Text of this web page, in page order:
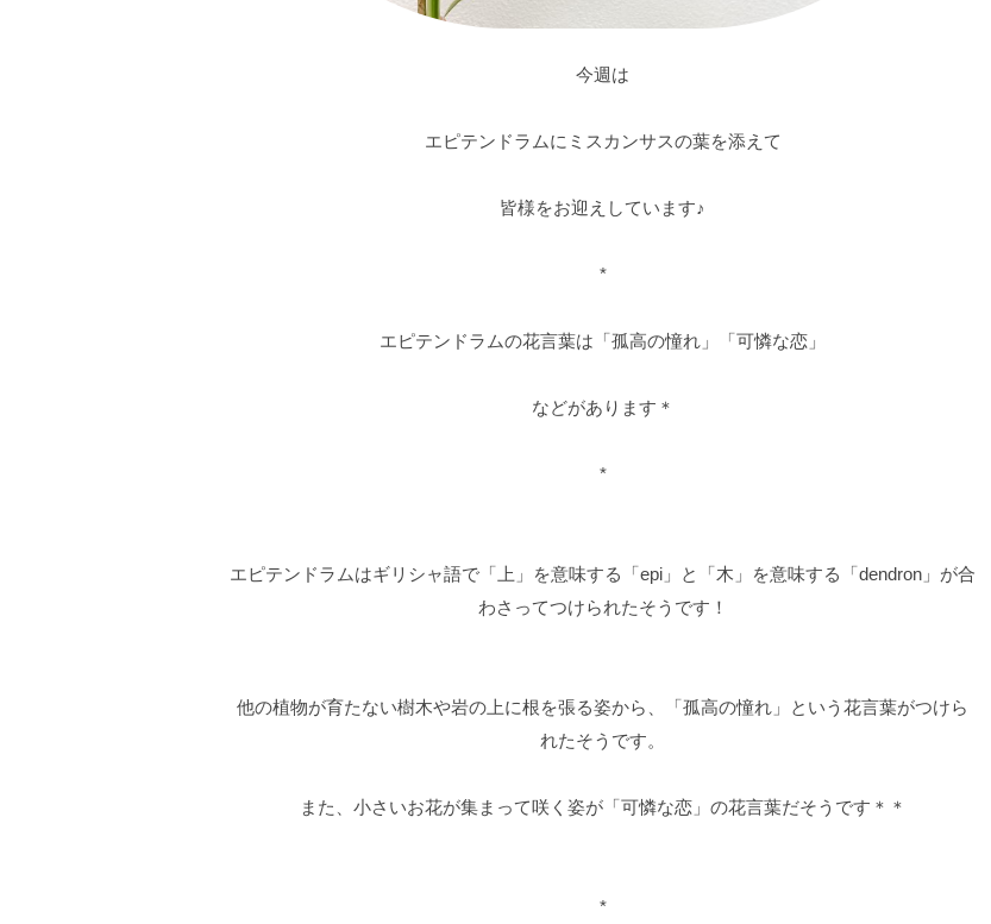
今週は
エピテンドラムにミスカンサスの葉を添えて
皆様をお迎えしています♪
*
エピテンドラムの花言葉は「孤高の憧れ」「可憐な恋」
などがあります＊
*
エピテンドラムはギリシャ語で「上」を意味する「epi」と「木」を意味する「dendron」が合
わさってつけられたそうです！
他の植物が育たない樹木や岩の上に根を張る姿から、「孤高の憧れ」という花言葉がつけら
れたそうです。
また、小さいお花が集まって咲く姿が「可憐な恋」の花言葉だそうです＊＊
*